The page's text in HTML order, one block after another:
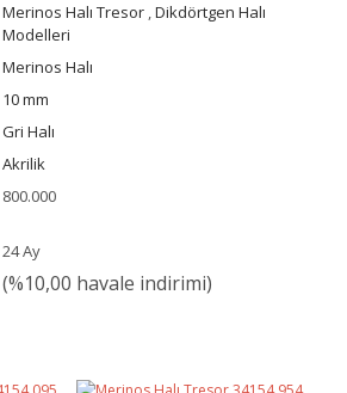
Merinos Halı Tresor ,Dikdörtgen Halı
Modelleri
Merinos Halı
10 mm
Gri Halı
Akrilik
800.000
24 Ay
(%10,00 havale indirimi)